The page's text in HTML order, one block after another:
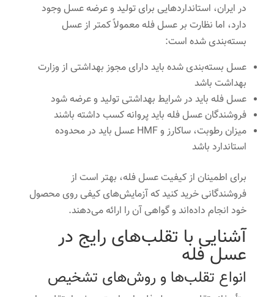
در ایران، استانداردهایی برای تولید و عرضه عسل وجود
دارد، اما نظارت بر عسل فله معمولاً کمتر از عسل
بسته‌بندی شده است:
عسل بسته‌بندی شده باید دارای مجوز بهداشتی از وزارت
بهداشت باشد
عسل فله باید در شرایط بهداشتی تولید و عرضه شود
فروشندگان عسل فله باید پروانه کسب داشته باشند
میزان رطوبت، ساکارز و HMF عسل باید در محدوده
استاندارد باشد
برای اطمینان از کیفیت عسل فله، بهتر است از
فروشندگانی خرید کنید که آزمایش‌های کیفی روی محصول
خود انجام داده‌اند و گواهی آن را ارائه می‌دهند.
آشنایی با تقلب‌های رایج در
عسل فله
انواع تقلب‌ها و روش‌های تشخیص